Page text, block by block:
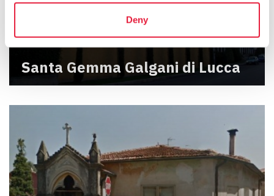
Deny
Santa Gemma Galgani di Lucca